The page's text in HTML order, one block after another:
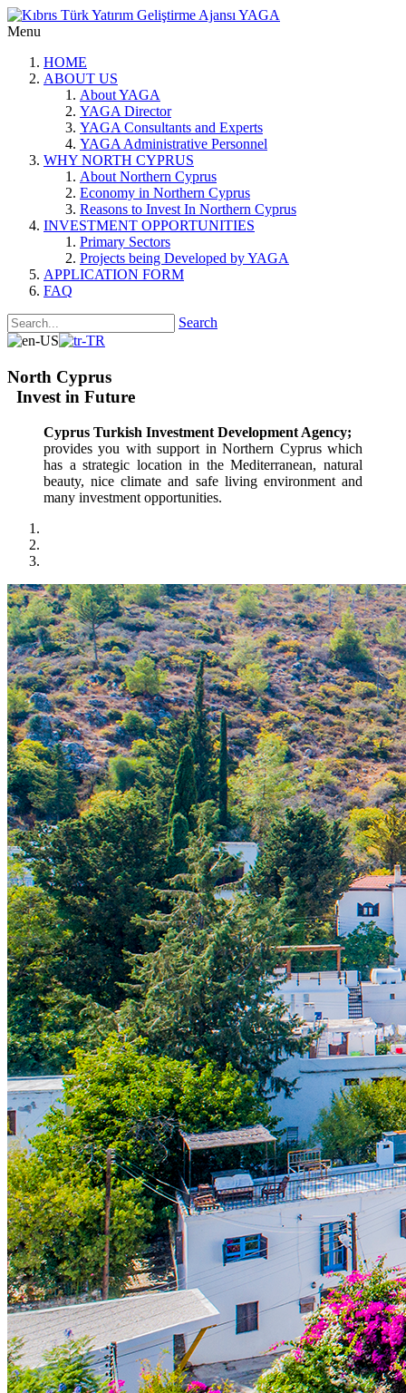
Menu
HOME
ABOUT US
About YAGA
YAGA Director
YAGA Consultants and Experts
YAGA Administrative Personnel
WHY NORTH CYPRUS
About Northern Cyprus
Economy in Northern Cyprus
Reasons to Invest In Northern Cyprus
INVESTMENT OPPORTUNITIES
Primary Sectors
Projects being Developed by YAGA
APPLICATION FORM
FAQ
Search
North Cyprus
Invest in Future
Cyprus Turkish Investment Development Agency;
provides you with support in Northern Cyprus which
has a strategic location in the Mediterranean, natural
beauty, nice climate and safe living environment and
many investment opportunities.